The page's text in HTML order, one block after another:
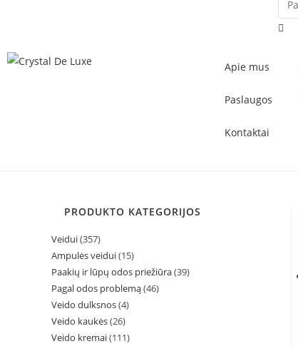
Apie mus
Paslaugos
Kontaktai
PRODUKTO KATEGORIJOS
Veidui(357)
Ampulės veidui(15)
Paakių ir lūpų odos priežiūra(39)
Pagal odos problemą(46)
Veido dulksnos(4)
Veido kaukės(26)
Veido kremai(111)